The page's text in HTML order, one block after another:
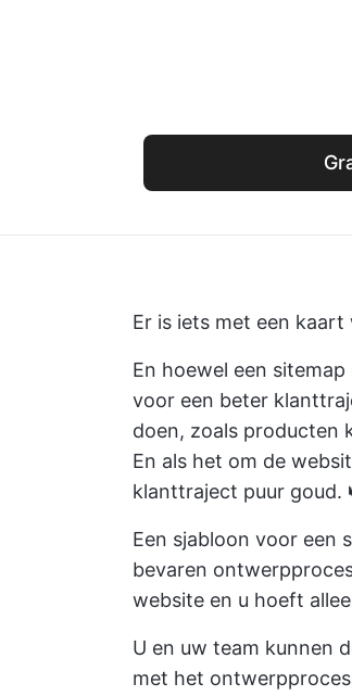
Er is iets met een
En hoewel een
voor een beter
doen, zoals producten
En als het om de
klanttraject puur goud.
Een sjabloon voor een
bevaren
website en u hoeft
U en uw team kunnen
met het